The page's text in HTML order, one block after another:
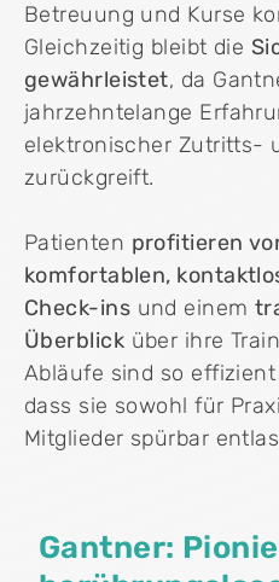
Betreuung und Kurse
Gleichzeitig bleibt die
gewährleistet, da
jahrzehntelange
elektronischer Zutritts-
zurückgreift.
Patienten profitieren
komfortablen,
Check-ins und einem
Überblick über ihre
Abläufe sind so
dass sie sowohl für
Mitglieder spürbar
Gantner: